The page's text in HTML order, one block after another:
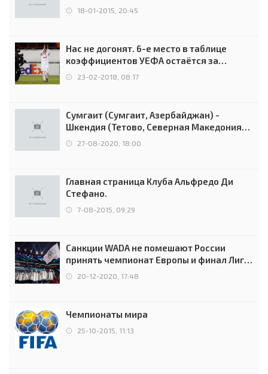
18-01-2015, 20:45
Нас не догонят. 6-е место в таблице
коэффициентов УЕФА остаётся за
Россией
23-02-2018, 08:17
Сумгаит (Сумгаит, Азербайджан) -
Шкендия (Тетово, Северная Македония) -
0:2 (0:0)
27-08-2020, 18:00
Главная страница Клуба Альфредо Ди
Стефано.
7-08-2015, 09:29
Санкции WADA не помешают России
принять чемпионат Европы и финал Лиги
чемпионов.
20-12-2020, 17:48
Чемпионаты мира
25-10-2015, 11:13